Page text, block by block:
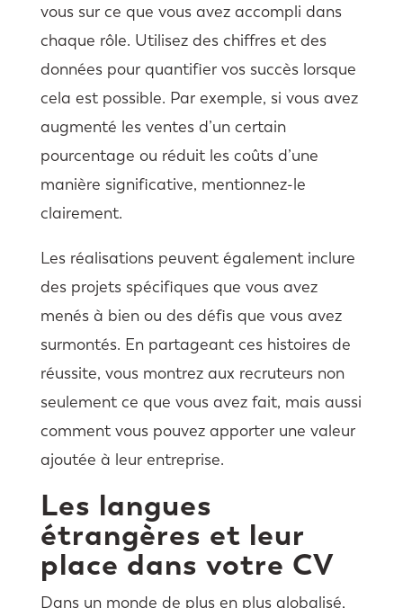
vous sur ce que vous avez accompli dans
chaque rôle. Utilisez des chiffres et des
données pour quantifier vos succès lorsque
cela est possible. Par exemple, si vous avez
augmenté les ventes d’un certain
pourcentage ou réduit les coûts d’une
manière significative, mentionnez-le
clairement.
Les réalisations peuvent également inclure
des projets spécifiques que vous avez
menés à bien ou des défis que vous avez
surmontés. En partageant ces histoires de
réussite, vous montrez aux recruteurs non
seulement ce que vous avez fait, mais aussi
comment vous pouvez apporter une valeur
ajoutée à leur entreprise.
Les langues
étrangères et leur
place dans votre CV
Dans un monde de plus en plus globalisé,